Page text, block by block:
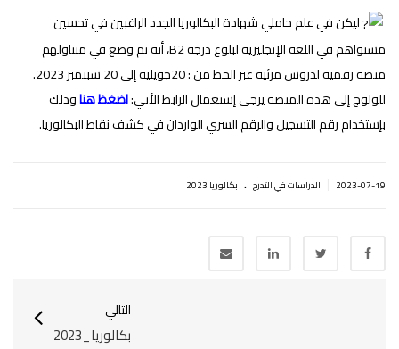
ليكن في علم حاملي شهادة البكالوريا الجدد الراغبين في تحسين
مستواهم في اللغة الإنجليزية لبلوغ درجة B2، أنه تم وضع في متناولهم
منصة رقمية لدروس مرئية عبر الخط من : 20جويلية إلى 20 سبتمبر 2023.
للولوج إلى هذه المنصة يرجى إستعمال الرابط الأتي:اضغظ هناوذلك
بإستخدام رقم التسجيل والرقم السري الواردان في كشف نقاط البكالوريا.
2023-07-19 الدراسات في التدرج . بكالوريا 2023
التالي
بكالوريا_2023